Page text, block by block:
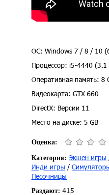
ОС: Windows 7 / 8 / 10
Процессор: i5-4440 (3.1
Оперативная память: 8
Видеокарта: GTX 660
DirectX: Версии 11
Место на диске: 5 GB
Оценка:
Категория: Экшен игры
Инди игры /
Песочницы
Раздают: 415